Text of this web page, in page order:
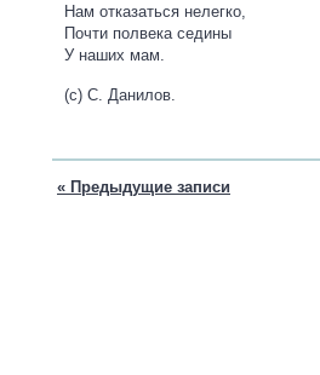
Нам отказаться нелегко,
Почти полвека седины
У наших мам.
(с) С. Данилов.
« Предыдущие записи